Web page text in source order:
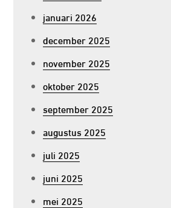
januari 2026
december 2025
november 2025
oktober 2025
september 2025
augustus 2025
juli 2025
juni 2025
mei 2025